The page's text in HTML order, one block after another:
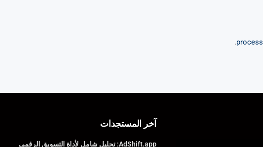
.
آخر المستجدات
AdShift.app: تحليل شامل لأداة التسويق الرقمي